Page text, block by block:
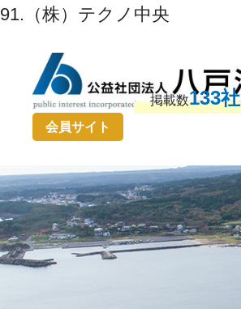
91.（株）テクノ中央
会員サイト
掲載数133社